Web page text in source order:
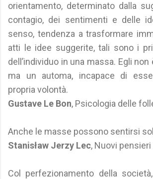
orientamento, determinato dalla
contagio, dei sentimenti e delle
senso, tendenza a trasformare
atti le idee suggerite, tali sono i
dell’individuo in una massa. Egli
ma un automa, incapace di
propria volontà.
Gustave Le Bon, Psicologia delle
Anche le masse possono sentirsi
Stanisław Jerzy Lec, Nuovi
Col perfezionamento della